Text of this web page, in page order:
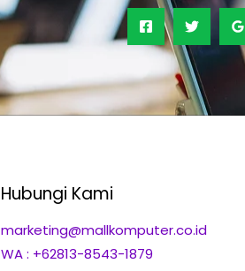
Hubungi Kami
marketing@mallkomputer.co.id
WA : +62813-8543-1879